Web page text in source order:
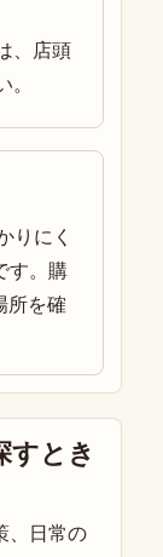
、店頭
。
りにく
す。購
所を確
すとき
、日常の